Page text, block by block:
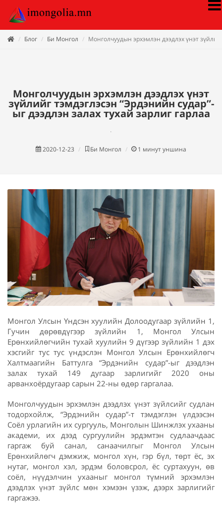
Блог Би Монгол Монголчуудын эрхэмлэн дээдлэх үнэт
Монголчуудын эрхэмлэн дээдлэх үнэт
зүйлийг тэмдэглэсэн “Эрдэнийн судар”-
ыг дээдлэн залах тухай зарлиг гарлаа
.
2020-12-23 Би Монгол 1 минут уншина
Монгол Улсын Үндсэн хуулийн Долоодугаар зүйлийн 1,
Гучин дөрөвдүгээр зүйлийн 1, Монгол Улсын
Ерөнхийлөгчийн тухай хуулийн 9 дүгээр зүйлийн 1 дэх
хэсгийг тус тус үндэслэн Монгол Улсын Ерөнхийлөгч
Халтмаагийн Баттулга “Эрдэнийн судар”-ыг дээдлэн
залах тухай 149 дугаар зарлигийг 2020 оны
арванхоёрдугаар сарын 22-ны өдөр гаргалаа.
Монголчуудын эрхэмлэн дээдлэх үнэт зүйлсийг судлан
тодорхойлж, “Эрдэнийн судар”-т тэмдэглэн үлдээсэн
Соёл урлагийн их сургууль, Монголын Шинжлэх ухааны
академи, их дээд сургуулийн эрдэмтэн судлаачдаас
гаргаж буй санал, санаачилгыг Монгол Улсын
Ерөнхийлөгч дэмжиж, монгол хүн, гэр бүл, төрт ёс, эх
нутаг, монгол хэл, эрдэм боловсрол, ёс суртахуун, өв
соёл, нүүдэлчин ухааныг монгол түмний эрхэмлэн
дээдлэх үнэт зүйлс мөн хэмээн үзэж, дээрх зарлигийг
гаргажээ.